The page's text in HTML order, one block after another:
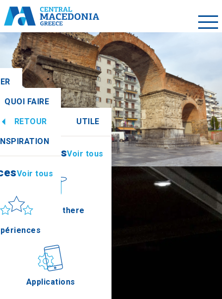
QUOI FAIRE
RETOUR UTILE
Voir tous
How to get there
Applications
Voir tous